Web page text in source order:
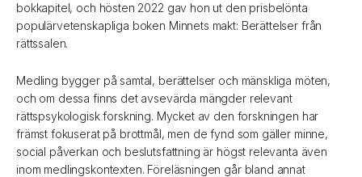
bokkapitel, och hösten 2022 gav hon ut den prisbelönta
populärvetenskapliga boken Minnets makt: Berättelser från
rättssalen.
Medling bygger på samtal, berättelser och mänskliga möten,
och om dessa finns det avsevärda mängder relevant
rättspsykologisk forskning. Mycket av den forskningen har
främst fokuserat på brottmål, men de fynd som gäller minne,
social påverkan och beslutsfattning är högst relevanta även
inom medlingskontexten. Föreläsningen går bland annat